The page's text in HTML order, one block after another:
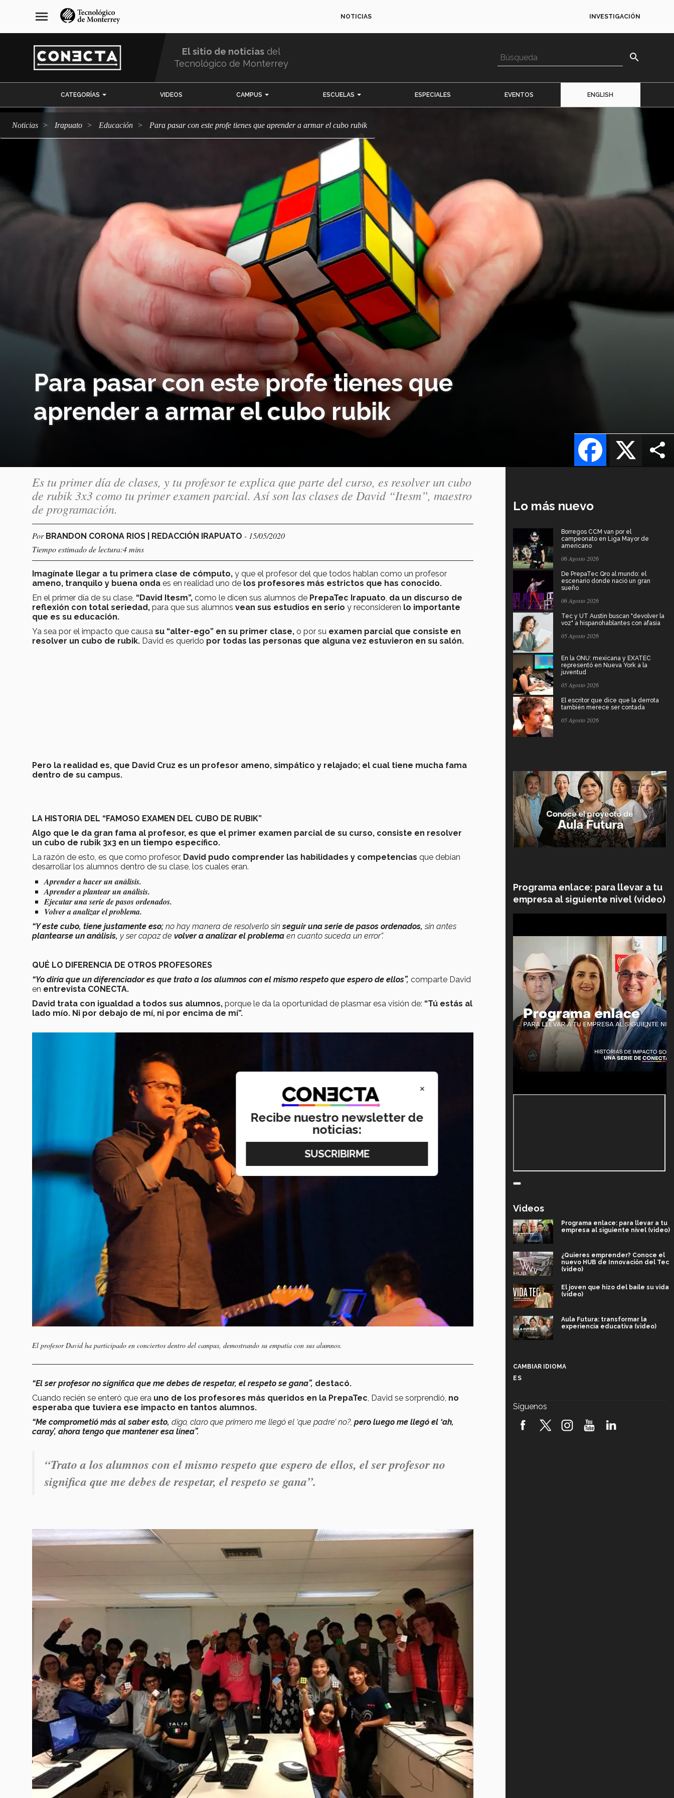
navegación
principal
menu NOTICIAS INVESTIGACIÓN
El sitio de noticias del
Tecnológico de Monterrey
search
CATEGORÍAS VIDEOS CAMPUS ESCUELAS ESPECIALES EVENTOS ENGLISH
Noticias Irapuato Educación Para pasar con este profe tienes que aprender a armar el cubo rubik
Para pasar con este profe tienes que
aprender a armar el cubo rubik
X
Facebook
Es tu primer día de clases, y tu profesor te explica que parte del curso, es resolver un cubo
de rubik 3x3 como tu primer examen parcial. Así son las clases de David “Itesm”, maestro
de programación.
Por BRANDON CORONA RIOS | REDACCIÓN IRAPUATO - 15/05/2020
Tiempo estimado de lectura:4 mins
Imagínate llegar a tu primera clase de cómputo, y que el profesor del que todos hablan como un profesor
ameno, tranquilo y buena onda es en realidad uno de los profesores más estrictos que has conocido.
En el primer día de su clase, “David Itesm”, como le dicen sus alumnos de PrepaTec Irapuato da un discurso de
reflexión con total seriedad, para que sus alumnos vean sus estudios en serio y reconsideren lo importante
que es su educación.
Ya sea por el impacto que causa su “alter-ego” en su primer clase, o por su examen parcial que consiste en
resolver un cubo de rubik. David es querido por todas las personas que alguna vez estuvieron en su salón.
Pero la realidad es, que David Cruz es un profesor ameno, simpático y relajado; el cual tiene mucha fama
dentro de su campus.
LA HISTORIA DEL “FAMOSO EXAMEN DEL CUBO DE RUBIK”
Algo que le da gran fama al profesor, es que el primer examen parcial de su curso, consiste en resolver
un cubo de rubik 3x3 en un tiempo específico.
La razón de esto, es que como profesor, David pudo comprender las habilidades y competencias que debían
desarrollar los alumnos dentro de su clase, los cuales eran.
Aprender a hacer un análisis.
Aprender a plantear un análisis.
Ejecutar una serie de pasos ordenados.
Volver a analizar el problema.
“Y este cubo, tiene justamente eso; no hay manera de resolverlo sin seguir una serie de pasos ordenados, sin antes
plantearse un análisis, y ser capaz de volver a analizar el problema en cuanto suceda un error”.
QUÉ LO DIFERENCIA DE OTROS PROFESORES
“Yo diría que un diferenciador es que trato a los alumnos con el mismo respeto que espero de ellos”, comparte David
en entrevista CONECTA.
David trata con igualdad a todos sus alumnos, porque le da la oportunidad de plasmar esa visión de: “Tú estás al
lado mío. Ni por debajo de mí, ni por encima de mí”.
El profesor David ha participado en conciertos dentro del campus, demostrando su empatía con sus alumnos.
“El ser profesor no significa que me debes de respetar, el respeto se gana”, destacó.
Cuando recién se enteró que era uno de los profesores más queridos en la PrepaTec, David se sorprendió, no
esperaba que tuviera ese impacto en tantos alumnos.
“Me comprometió más al saber esto, digo, claro que primero me llegó el ‘que padre’ no?, pero luego me llegó el ‘ah,
caray’, ahora tengo que mantener esa línea”.
“Trato a los alumnos con el mismo respeto que espero de ellos, el ser profesor no
significa que me debes de respetar, el respeto se gana”.
Lo más nuevo
Borregos CCM van por el
campeonato en Liga Mayor de
americano
06 Agosto 2026
De PrepaTec Qro al mundo: el
escenario donde nació un gran
sueño
06 Agosto 2026
Tec y UT Austin buscan "devolver la
voz" a hispanohablantes con afasia
05 Agosto 2026
En la ONU: mexicana y EXATEC
representó en Nueva York a la
juventud
05 Agosto 2026
El escritor que dice que la derrota
también merece ser contada
05 Agosto 2026
Programa enlace: para llevar a tu
empresa al siguiente nivel (video)
Videos
Programa enlace: para llevar a tu
empresa al siguiente nivel (video)
¿Quieres emprender? Conoce el
nuevo HUB de Innovación del Tec
(video)
El joven que hizo del baile su vida
(video)
Aula Futura: transformar la
experiencia educativa (video)
robótica FIRST 2026! (video)
CAMBIAR IDIOMA
ES
Síguenos
×
Recibe nuestro newsletter de
noticias: